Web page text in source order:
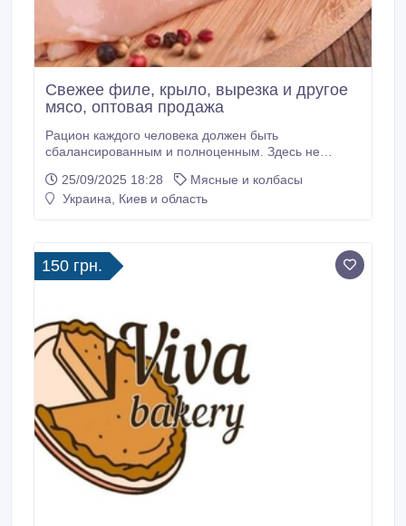
Свежее филе, крыло, вырезка и другое
мясо, оптовая продажа
Рацион каждого человека должен быть
сбалансированным и полноценным. Здесь не
которое богато на белки, витамины и минеральные
вещества. Если Вам необходимо приобрести оптом
заказать: - курицу; - свинину; - говядину; - мясо
индюка.
25/09/2025 18:28
Мясные и колбасы
Украина, Киев и область
150 грн.